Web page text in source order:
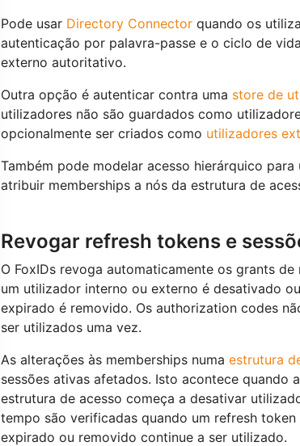
Pode usar Directory Connector quando os
autenticação por palavra-passe e o ciclo de
externo autoritativo.
Outra opção é autenticar contra uma store de
utilizadores não são guardados como
opcionalmente ser criados como utilizadores
Também pode modelar acesso hierárquico
atribuir memberships a nós da estrutura de
Revogar refresh tokens e
O FoxIDs revoga automaticamente os grants
um utilizador interno ou externo é desativado
expirado é removido. Os authorization codes
ser utilizados uma vez.
As alterações às memberships numa estrutura
sessões ativas afetados. Isto acontece quando
estrutura de acesso começa a desativar
tempo são verificadas quando um refresh
expirado ou removido continue a ser utilizado.